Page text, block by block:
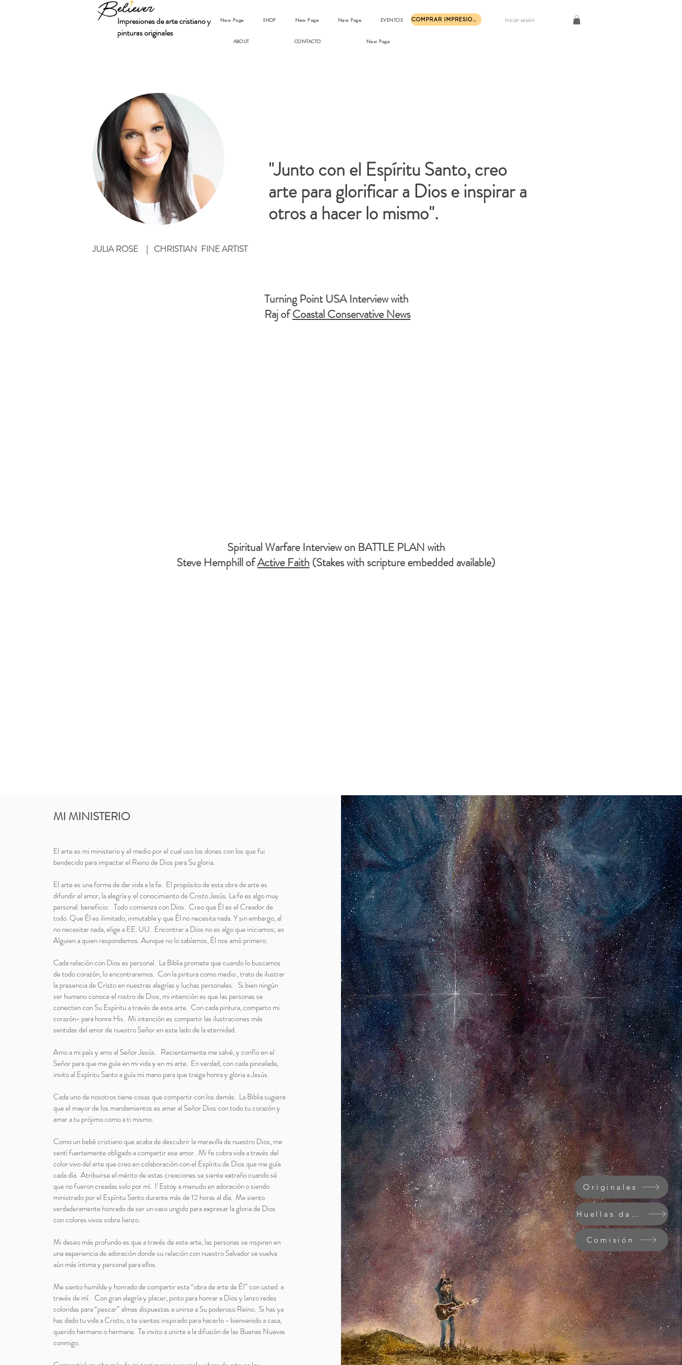
New Page SHOP New Page New Page EVENTOS
ABOUT CONTACTO New Page
Impresiones de arte cristiano y
pinturas originales
COMPRAR IMPRESIONES DE ARTE Iniciar sesión
Originales
Huellas dactilares
Comisión
JULIA ROSE | CHRISTIAN FINE ARTIST
"Junto con el Espíritu Santo, creo
arte para glorificar a Dios e inspirar a
otros a hacer lo mismo".
Turning Point USA Interview with
Raj ofCoastal Conservative News
Spiritual Warfare Interview on BATTLE PLAN with
Steve Hemphill ofActive Faith(Stakes with scripture embedded available)
MI MINISTERIO
El arte es mi ministerio y el medio por el cual uso los dones con los que fui
bendecido para impactar el Reino de Dios para Su gloria.
El arte es una forma de dar vida a la fe. El propósito de esta obra de arte es
difundir el amor, la alegría y el conocimiento de Cristo Jesús. La fe es algo muy
personal. beneficio. Todo comienza con Dios. Creo que Él es el Creador de
todo. Que Él es ilimitado, inmutable y que Él no necesita nada. Y sin embargo, al
no necesitar nada, elige a EE. UU. Encontrar a Dios no es algo que iniciamos; es
Alguien a quien respondemos. Aunque no lo sabíamos, Él nos amó primero.
Cada relación con Dios es personal. La Biblia promete que cuando lo buscamos
de todo corazón, lo encontraremos. Con la pintura como medio , trato de ilustrar
la presencia de Cristo en nuestras alegrías y luchas personales. Si bien ningún
ser humano conoce el rostro de Dios, mi intención es que las personas se
conecten con Su Espíritu a través de este arte. Con cada pintura, comparto mi
corazón- para honre His. Mi intención es compartir las ilustraciones más
sentidas del amor de nuestro Señor en este lado de la eternidad.
Amo a mi país y amo al Señor Jesús. Recientemente me salvé, y confío en el
Señor para que me guíe en mi vida y en mi arte. En verdad, con cada pincelada,
invito al Espíritu Santo a guía mi mano para que traiga honra y gloria a Jesús.
Cada uno de nosotros tiene cosas que compartir con los demás. La Biblia sugiere
que el mayor de los mandamientos es amar al Señor Dios con todo tu corazón y
amar a tu prójimo como a ti mismo.
Como un bebé cristiano que acaba de descubrir la maravilla de nuestro Dios, me
sentí fuertemente obligado a compartir ese amor. Mi fe cobra vida a través del
color vivo del arte que creo en colaboración con el Espíritu de Dios que me guía
cada día. Atribuirse el mérito de estas creaciones se siente extraño cuando sé
que no fueron creadas solo por mí. I' Estoy a menudo en adoración o siendo
ministrado por el Espíritu Santo durante más de 12 horas al día. Me siento
verdaderamente honrado de ser un vaso ungido para expresar la gloria de Dios
con colores vivos sobre lienzo.
Mi deseo más profundo es que a través de este arte, las personas se inspiren en
una experiencia de adoración donde su relación con nuestro Salvador se vuelva
aún más íntima y personal para ellos.
Me siento humilde y honrado de compartir esta “obra de arte de Él” con usted. a
través de mí. Con gran alegría y placer, pinto para honrar a Dios y lanzo redes
coloridas para “pescar” almas dispuestas a unirse a Su poderoso Reino. Si has ya
has dado tu vida a Cristo, o te sientes inspirado para hacerlo - bienvenido a casa,
querido hermano o hermana. Te invito a unirte a la difusión de las Buenas Nuevas
conmigo.